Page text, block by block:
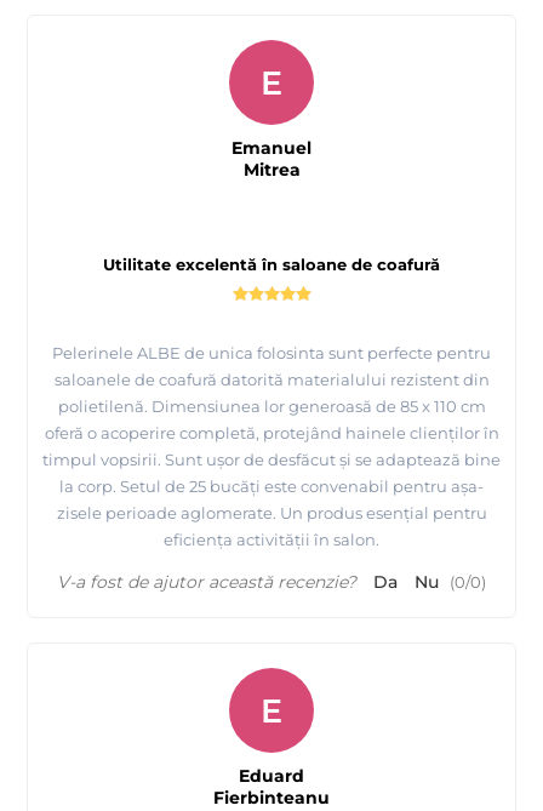
Utilitate excelentă în saloane de coafură
Pelerinele ALBE de unica folosinta sunt perfecte pentru
saloanele de coafură datorită materialului rezistent din
polietilenă. Dimensiunea lor generoasă de 85 x 110 cm
oferă o acoperire completă, protejând hainele clienților în
timpul vopsirii. Sunt ușor de desfăcut și se adaptează bine
la corp. Setul de 25 bucăți este convenabil pentru așa-
zisele perioade aglomerate. Un produs esențial pentru
eficiența activității în salon.
E
Emanuel
Mitrea
V-a fost de ajutor această recenzie? Da Nu (0/0)
E
Eduard
Fierbinteanu